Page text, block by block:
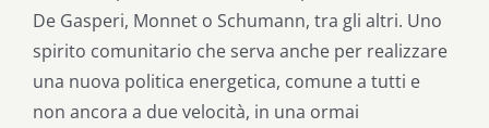
De Gasperi, Monnet o Schumann, tra gli altri. Uno
spirito comunitario che serva anche per realizzare
una nuova politica energetica, comune a tutti e
non ancora a due velocità, in una ormai